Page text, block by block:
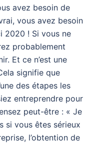
avez besoin de
vous avez besoin
2020 ! Si vous ne
probablement
Et ce n’est une
signifie que
des étapes les
entreprendre pour
peut-être : « Je
si vous êtes sérieux
l’obtention de